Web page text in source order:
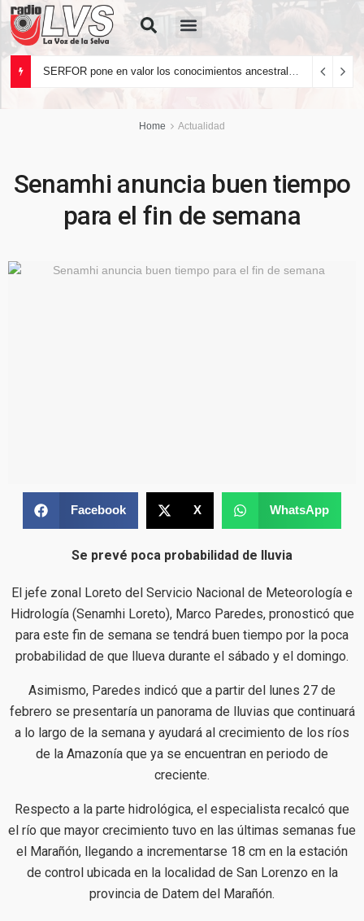
Home Actualidad
Senamhi anuncia buen tiempo
para el fin de semana
Facebook X WhatsApp
Se prevé poca probabilidad de lluvia
El jefe zonal Loreto del Servicio Nacional de Meteorología e
Hidrología (Senamhi Loreto), Marco Paredes, pronosticó que
para este fin de semana se tendrá buen tiempo por la poca
probabilidad de que llueva durante el sábado y el domingo.
Asimismo, Paredes indicó que a partir del lunes 27 de
febrero se presentaría un panorama de lluvias que continuará
a lo largo de la semana y ayudará al crecimiento de los ríos
de la Amazonía que ya se encuentran en periodo de
creciente.
Respecto a la parte hidrológica, el especialista recalcó que
el río que mayor crecimiento tuvo en las últimas semanas fue
el Marañón, llegando a incrementarse 18 cm en la estación
de control ubicada en la localidad de San Lorenzo en la
provincia de Datem del Marañón.